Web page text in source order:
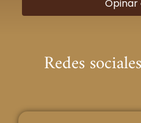
Opinar
Redes sociales